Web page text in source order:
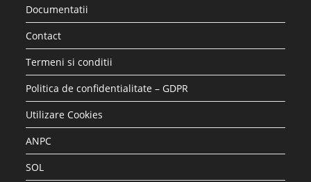
Documentatii
Contact
Termeni si conditii
Politica de confidentialitate – GDPR
Utilizare Cookies
ANPC
SOL